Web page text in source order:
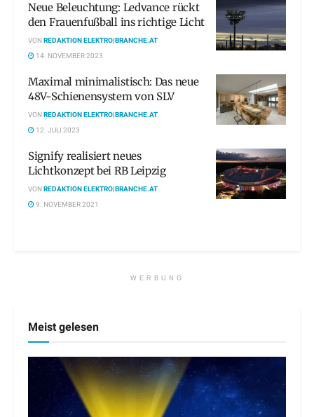
Neue Beleuchtung: Ledvance rückt
den Frauenfußball ins richtige Licht
VONREDAKTION ELEKTRO|BRANCHE.AT
14. NOVEMBER 2023
Maximal minimalistisch: Das neue
48V-Schienensystem von SLV
VONREDAKTION ELEKTRO|BRANCHE.AT
12. JULI 2023
Signify realisiert neues
Lichtkonzept bei RB Leipzig
VONREDAKTION ELEKTRO|BRANCHE.AT
9. NOVEMBER 2021
WERBUNG
Meist gelesen